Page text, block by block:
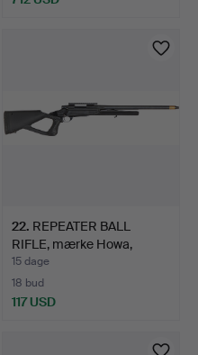
22. REPEATER BALL
RIFLE, mærke Howa,
model 150…
15 dage
18 bud
117 USD